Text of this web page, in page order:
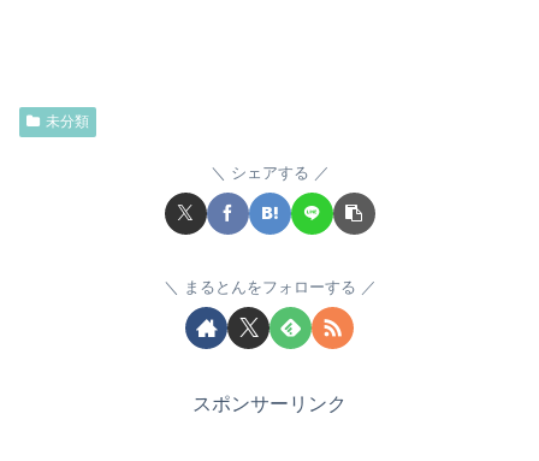
未分類
シェアする
まるとんをフォローする
スポンサーリンク